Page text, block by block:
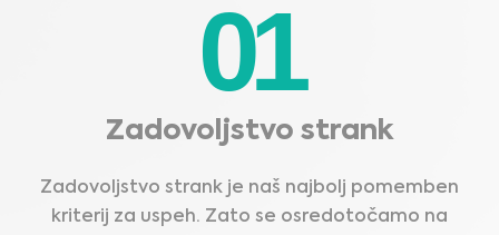
01
Zadovoljstvo strank
Zadovoljstvo strank je naš najbolj pomemben
kriterij za uspeh. Zato se osredotočamo na